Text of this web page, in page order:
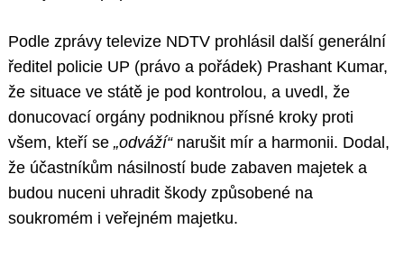
Podle zprávy televize NDTV prohlásil další generální
ředitel policie UP (právo a pořádek) Prashant Kumar,
že situace ve státě je pod kontrolou, a uvedl, že
donucovací orgány podniknou přísné kroky proti
všem, kteří se „odváží“ narušit mír a harmonii. Dodal,
že účastníkům násilností bude zabaven majetek a
budou nuceni uhradit škody způsobené na
soukromém i veřejném majetku.